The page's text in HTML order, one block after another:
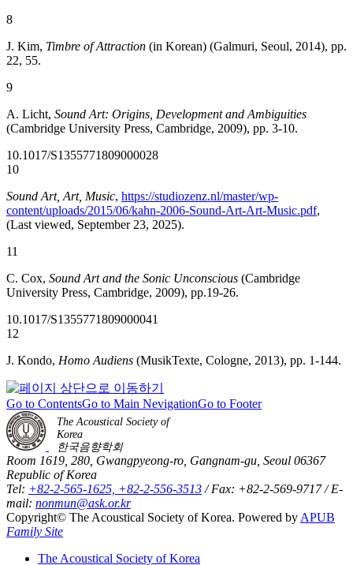
8
J. Kim, Timbre of Attraction (in Korean) (Galmuri, Seoul, 2014), pp.
22, 55.
9
A. Licht, Sound Art: Origins, Development and Ambiguities
(Cambridge University Press, Cambridge, 2009), pp. 3-10.
10.1017/S1355771809000028
10
Sound Art, Art, Music, https://studiozenz.nl/master/wp-
content/uploads/2015/06/kahn-2006-Sound-Art-Art-Music.pdf,
(Last viewed, September 23, 2025).
11
C. Cox, Sound Art and the Sonic Unconscious (Cambridge
University Press, Cambridge, 2009), pp.19-26.
10.1017/S1355771809000041
12
J. Kondo, Homo Audiens (MusikTexte, Cologne, 2013), pp. 1-144.
Go to ContentsGo to Main NevigationGo to Footer
The Acoustical Society of
Korea
한국음향학회
Room 1619, 280, Gwangpyeong-ro, Gangnam-gu, Seoul 06367
Republic of Korea
Tel: +82-2-565-1625, +82-2-556-3513 / Fax: +82-2-569-9717 / E-
mail: nonmun@ask.or.kr
Copyright© The Acoustical Society of Korea. Powered by APUB
Family Site
The Acoustical Society of Korea